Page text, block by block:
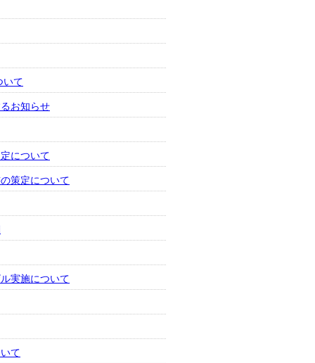
いて
お知らせ
について
策定について
実施について
て